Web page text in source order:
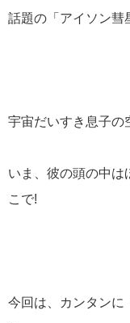
話題の「アイソン
宇宙だいすき息子の
いま、彼の頭の中は
こで!
今回は、カンタンに